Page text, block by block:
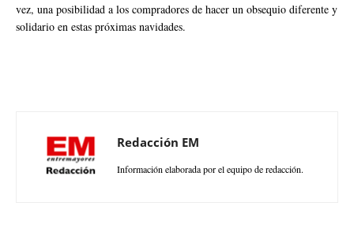
vez, una posibilidad a los compradores de hacer un obsequio diferente y
solidario en estas próximas navidades.
Redacción EM
Información elaborada por el equipo de redacción.